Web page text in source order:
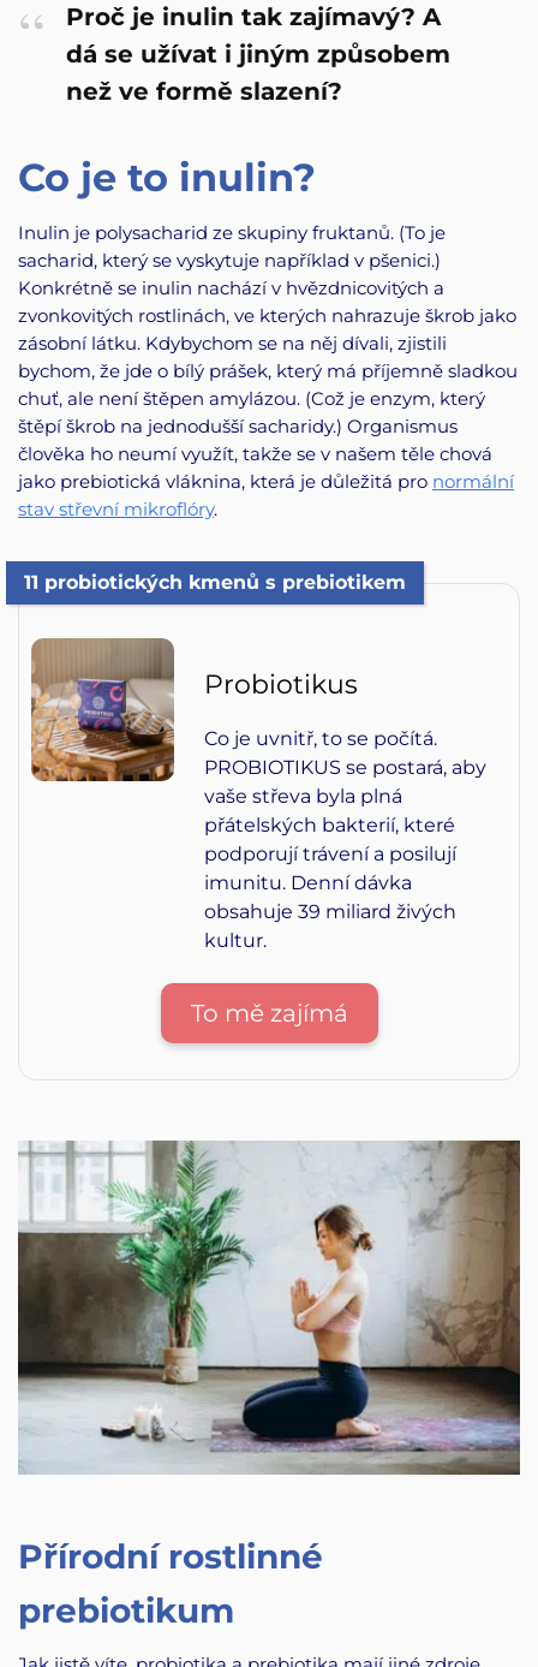
Proč je inulin tak zajímavý? A
dá se užívat i jiným způsobem
než ve formě slazení?
Co je to inulin?
Inulin je polysacharid ze skupiny fruktanů. (To je
sacharid, který se vyskytuje například v pšenici.)
Konkrétně se inulin nachází v hvězdnicovitých a
zvonkovitých rostlinách, ve kterých nahrazuje škrob jako
zásobní látku. Kdybychom se na něj dívali, zjistili
bychom, že jde o bílý prášek, který má příjemně sladkou
chuť, ale není štěpen amylázou. (Což je enzym, který
štěpí škrob na jednodušší sacharidy.) Organismus
člověka ho neumí využít, takže se v našem těle chová
jako prebiotická vláknina, která je důležitá pro normální
stav střevní mikroflóry.
11 probiotických kmenů s prebiotikem
Probiotikus
Co je uvnitř, to se počítá.
PROBIOTIKUS se postará, aby
vaše střeva byla plná
přátelských bakterií, které
podporují trávení a posilují
imunitu. Denní dávka
obsahuje 39 miliard živých
kultur.
To mě zajímá
Přírodní rostlinné
prebiotikum